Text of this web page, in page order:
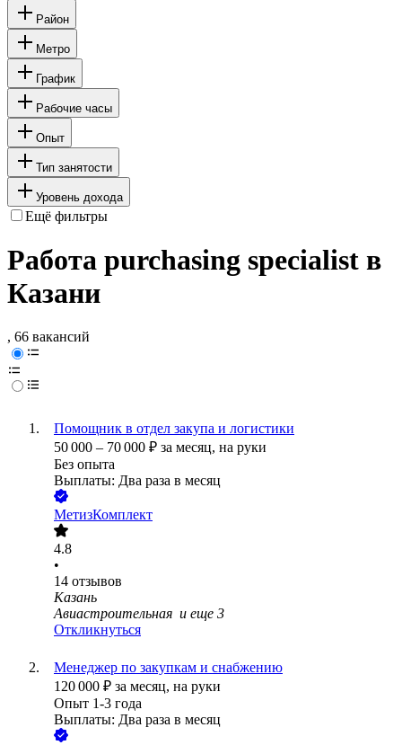
Район
Метро
График
Рабочие часы
Опыт
Тип занятости
Уровень дохода
Ещё фильтры
Работа purchasing specialist в
Казани
, 66 вакансий
Помощник в отдел закупа и логистики
50 000 – 70 000 ₽ за месяц, на руки
Без опыта
Выплаты: Два раза в месяц
МетизКомплект
4.8
•
14 отзывов
Казань
Авиастроительная и еще 3
Откликнуться
Менеджер по закупкам и снабжению
120 000 ₽ за месяц, на руки
Опыт 1-3 года
Выплаты: Два раза в месяц